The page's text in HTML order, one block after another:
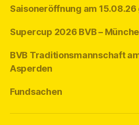
Saisoneröffnung am 15.08.26
Supercup 2026 BVB –
BVB Traditionsmannschaft
Asperden
Fundsachen